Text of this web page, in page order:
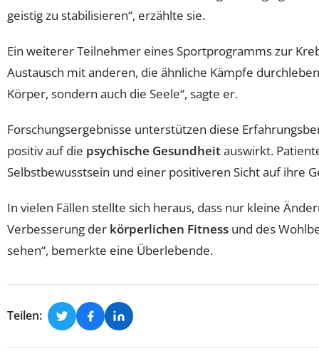
geistig zu stabilisieren“, erzählte sie.
Ein weiterer Teilnehmer eines Sportprogramms zur
Austausch mit anderen, die ähnliche Kämpfe
Körper, sondern auch die Seele“, sagte er.
Forschungsergebnisse unterstützen diese
positiv auf die psychische Gesundheitauswirkt.
Selbstbewusstsein und einer positiveren Sicht auf ihre
In vielen Fällen stellte sich heraus, dass nur kleine
Verbesserung der körperlichen Fitness und des
sehen“, bemerkte eine Überlebende.
Teilen: